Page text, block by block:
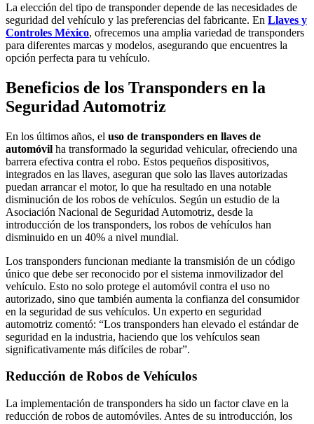
La elección del tipo de transponder depende de las necesidades de
seguridad del vehículo y las preferencias del fabricante. En Llaves y
Controles México, ofrecemos una amplia variedad de transponders
para diferentes marcas y modelos, asegurando que encuentres la
opción perfecta para tu vehículo.
Beneficios de los Transponders en la
Seguridad Automotriz
En los últimos años, el uso de transponders en llaves de
automóvil ha transformado la seguridad vehicular, ofreciendo una
barrera efectiva contra el robo. Estos pequeños dispositivos,
integrados en las llaves, aseguran que solo las llaves autorizadas
puedan arrancar el motor, lo que ha resultado en una notable
disminución de los robos de vehículos. Según un estudio de la
Asociación Nacional de Seguridad Automotriz, desde la
introducción de los transponders, los robos de vehículos han
disminuido en un 40% a nivel mundial.
Los transponders funcionan mediante la transmisión de un código
único que debe ser reconocido por el sistema inmovilizador del
vehículo. Esto no solo protege el automóvil contra el uso no
autorizado, sino que también aumenta la confianza del consumidor
en la seguridad de sus vehículos. Un experto en seguridad
automotriz comentó: “Los transponders han elevado el estándar de
seguridad en la industria, haciendo que los vehículos sean
significativamente más difíciles de robar”.
Reducción de Robos de Vehículos
La implementación de transponders ha sido un factor clave en la
reducción de robos de automóviles. Antes de su introducción, los